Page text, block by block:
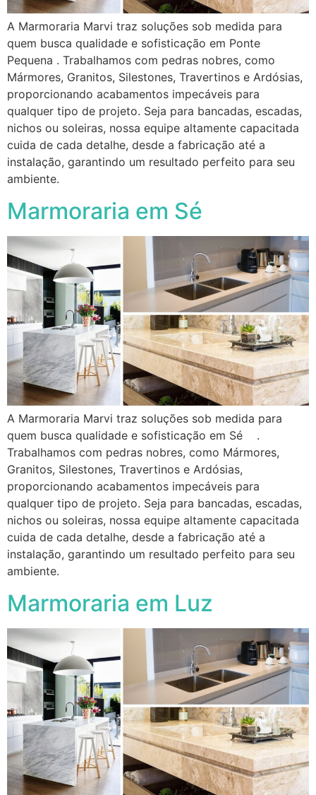
A Marmoraria Marvi traz soluções sob medida para
quem busca qualidade e sofisticação em Ponte
Pequena . Trabalhamos com pedras nobres, como
Mármores, Granitos, Silestones, Travertinos e Ardósias,
proporcionando acabamentos impecáveis para
qualquer tipo de projeto. Seja para bancadas, escadas,
nichos ou soleiras, nossa equipe altamente capacitada
cuida de cada detalhe, desde a fabricação até a
instalação, garantindo um resultado perfeito para seu
ambiente.
Marmoraria em Sé
A Marmoraria Marvi traz soluções sob medida para
quem busca qualidade e sofisticação em Sé .
Trabalhamos com pedras nobres, como Mármores,
Granitos, Silestones, Travertinos e Ardósias,
proporcionando acabamentos impecáveis para
qualquer tipo de projeto. Seja para bancadas, escadas,
nichos ou soleiras, nossa equipe altamente capacitada
cuida de cada detalhe, desde a fabricação até a
instalação, garantindo um resultado perfeito para seu
ambiente.
Marmoraria em Luz